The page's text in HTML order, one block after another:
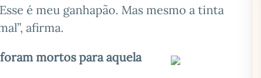
é meu ganhapão. Mas mesmo a tinta
afirma.
mortos para aquela